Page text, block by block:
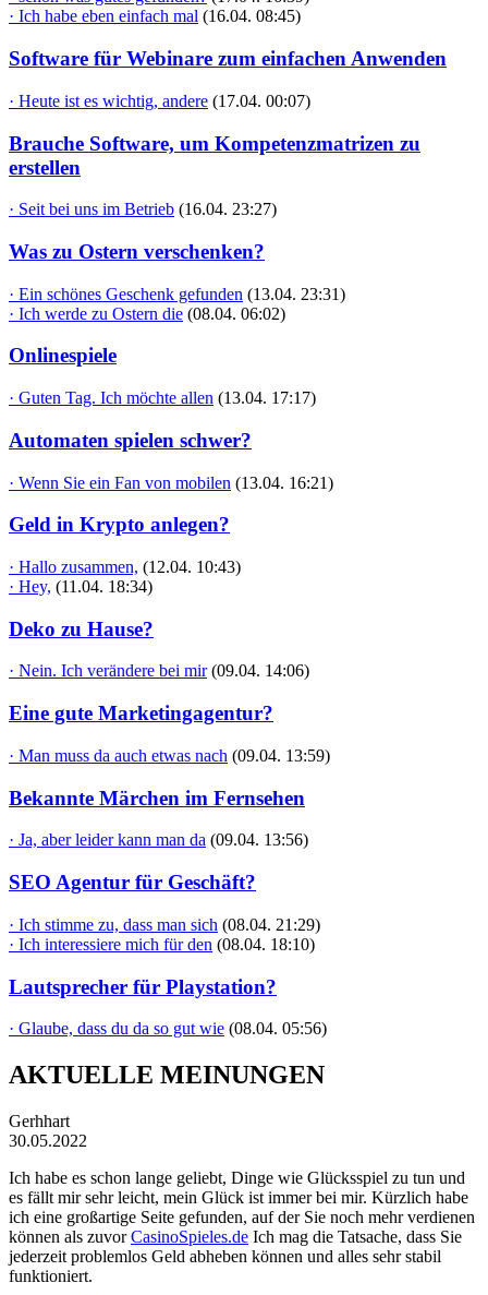
· Ich habe eben einfach mal (16.04. 08:45)
Software für Webinare zum einfachen Anwenden
· Heute ist es wichtig, andere (17.04. 00:07)
Brauche Software, um Kompetenzmatrizen zu
erstellen
· Seit bei uns im Betrieb (16.04. 23:27)
Was zu Ostern verschenken?
· Ein schönes Geschenk gefunden (13.04. 23:31)
· Ich werde zu Ostern die (08.04. 06:02)
Onlinespiele
· Guten Tag. Ich möchte allen (13.04. 17:17)
Automaten spielen schwer?
· Wenn Sie ein Fan von mobilen (13.04. 16:21)
Geld in Krypto anlegen?
· Hallo zusammen, (12.04. 10:43)
· Hey, (11.04. 18:34)
Deko zu Hause?
· Nein. Ich verändere bei mir (09.04. 14:06)
Eine gute Marketingagentur?
· Man muss da auch etwas nach (09.04. 13:59)
Bekannte Märchen im Fernsehen
· Ja, aber leider kann man da (09.04. 13:56)
SEO Agentur für Geschäft?
· Ich stimme zu, dass man sich (08.04. 21:29)
· Ich interessiere mich für den (08.04. 18:10)
Lautsprecher für Playstation?
· Glaube, dass du da so gut wie (08.04. 05:56)
AKTUELLE MEINUNGEN
Gerhhart
30.05.2022
Ich habe es schon lange geliebt, Dinge wie Glücksspiel zu tun und
es fällt mir sehr leicht, mein Glück ist immer bei mir. Kürzlich habe
ich eine großartige Seite gefunden, auf der Sie noch mehr verdienen
können als zuvorCasinoSpieles.de Ich mag die Tatsache, dass Sie
jederzeit problemlos Geld abheben können und alles sehr stabil
funktioniert.